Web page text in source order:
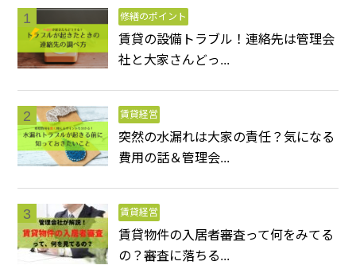
修繕のポイント
賃貸の設備トラブル！連絡先は管理会
社と大家さんどっ...
賃貸経営
突然の水漏れは大家の責任？気になる
費用の話＆管理会...
賃貸経営
賃貸物件の入居者審査って何をみてる
の？審査に落ちる...